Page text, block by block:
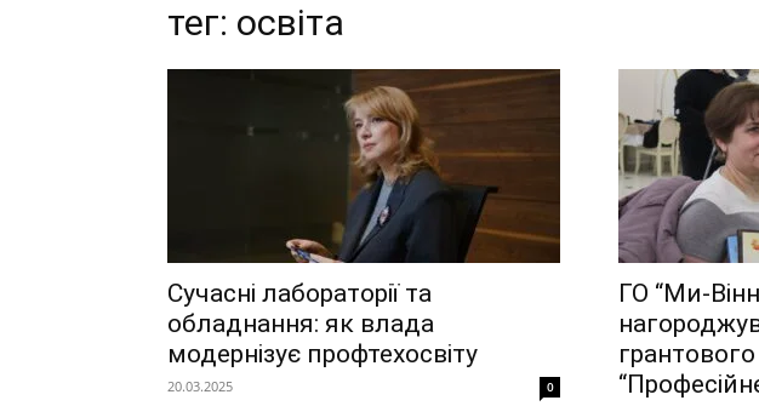
тег: освіта
Сучасні лабораторії та
обладнання: як влада
модернізує профтехосвіту
20.03.2025 0
ГО “Ми-